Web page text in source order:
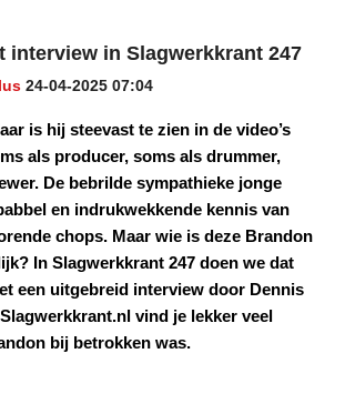
interview in Slagwerkkrant 247
24-04-2025 07:04
is hij steevast te zien in de video’s
als producer, soms als drummer,
De bebrilde sympathieke jonge
en indrukwekkende kennis van
chops. Maar wie is deze Brandon
In Slagwerkkrant 247 doen we dat
een uitgebreid interview door Dennis
vind je lekker veel
bij betrokken was.